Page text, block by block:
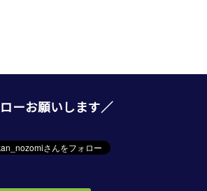
ーお願いします／